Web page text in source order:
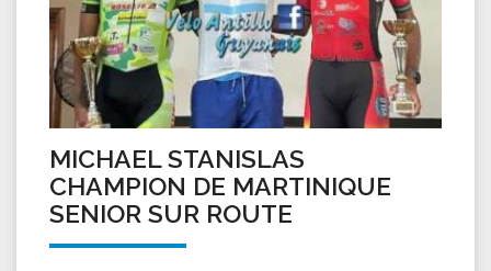
MICHAEL STANISLAS
CHAMPION DE MARTINIQUE
SENIOR SUR ROUTE